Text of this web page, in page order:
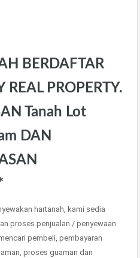
BERDAFTAR
REAL PROPERTY.
Tanah Lot
DAN
hartanah, kami sedia
proses penjualan / penyewaan
pembeli, pembayaran
proses guaman dan